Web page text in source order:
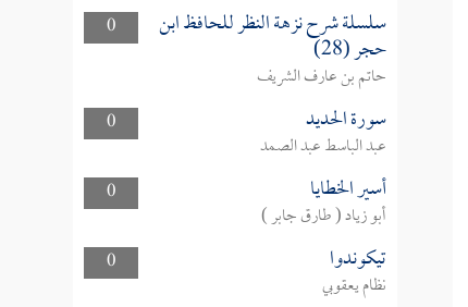
0
سلسلة شرح نزهة النظر للحافظ ابن
حجر (28)
حاتم بن عارف الشريف
0
سورة الحديد
عبد الباسط عبد الصمد
0
أسير الخطايا
أبو زياد ( طارق جابر )
0
تيكوندوا
نظام يعقوبي